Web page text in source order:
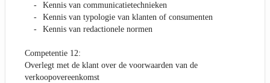
Kennis van communicatietechnieken
Kennis van typologie van klanten of consumenten
Kennis van redactionele normen
Competentie 12:
Overlegt met de klant over de voorwaarden van de
verkoopovereenkomst